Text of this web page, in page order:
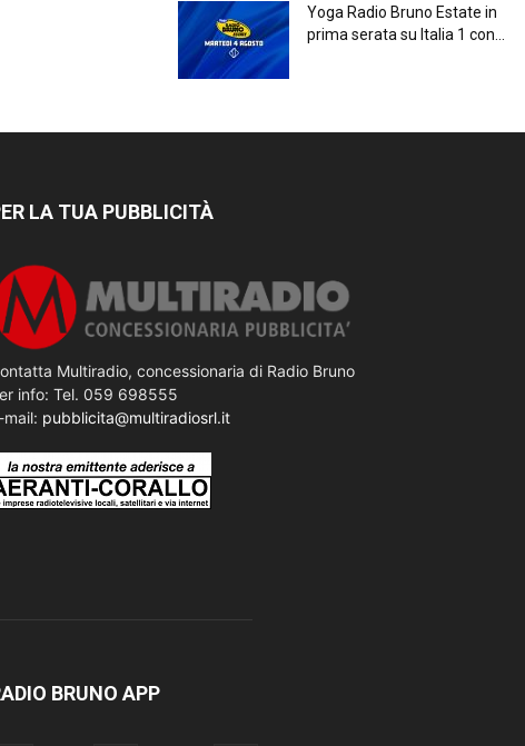
Yoga Radio Bruno Estate in
prima serata su Italia 1 con...
LA TUA PUBBLICITÀ
Multiradio, concessionaria di Radio Bruno
info: Tel. 059 698555
mail: pubblicita@multiradiosrl.it
BRUNO APP